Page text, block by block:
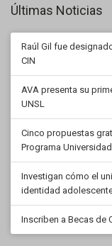
Últimas Noticias
Raúl Gil fue
CIN
AVA presenta su
UNSL
Cinco propuestas
Programa
Investigan cómo el
identidad
Inscriben a Becas de